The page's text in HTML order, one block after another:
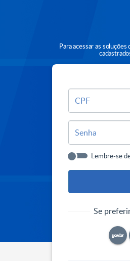
Para acessar as
CPF
Senha
Lembre-se
Se